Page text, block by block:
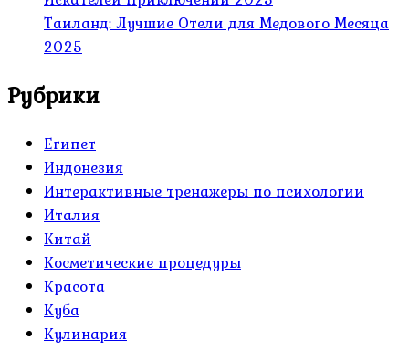
Таиланд: Лучшие Отели для Медового Месяца
2025
Рубрики
Египет
Индонезия
Интерактивные тренажеры по психологии
Италия
Китай
Косметические процедуры
Красота
Куба
Кулинария